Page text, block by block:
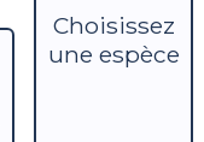
Choisissez
une espèce